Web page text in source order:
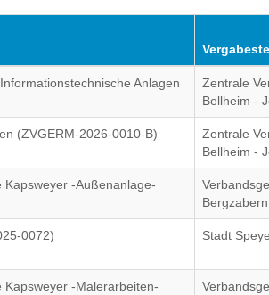
Anlagen
Zentrale
Bellheim -
(ZVGERM-2026-0010-B)
Zentrale
Bellheim -
Kapsweyer -Außenanlage-
Bergzabern_
0072) Stadt
-Malerarbeiten-